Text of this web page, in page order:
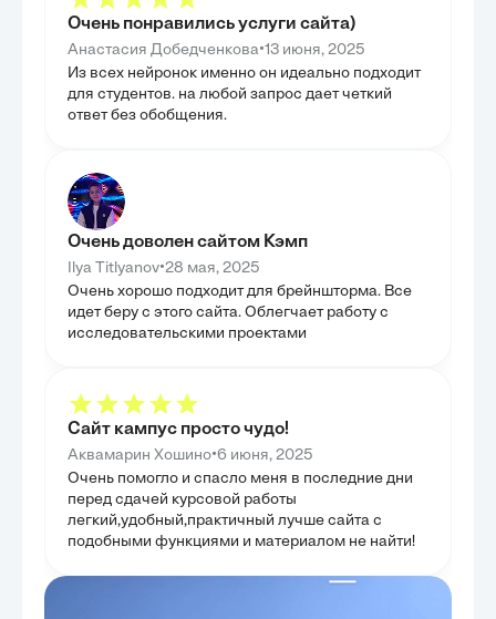
КОРПОРАТИВНУЮ КУЛЬТУРУ
В данной главе мы сосредоточились на изучении
глубокого влияния этики и прозрачности на
HR-менеджмента. Было показано, как
последовательное применение этических стандартов
способствует формированию доверия и
повышению лояльности сотрудников, что является
образом этические принципы становятся
неотъемлемой частью стратегического управления
персоналом, способствуя улучшению всех HR-
процессов. Целью было продемонстрировать, что
этика и прозрачность — это не просто набор
правил, а мощный инструмент для создания
здоровой и продуктивной рабочей среды. Таким
образом, глава подчеркнула синергетический
эффект этических практик на организационное
развитие.
Очень понравились услуги сайта)
Анастасия Добедченкова•13 июня, 2025
Из всех нейронок именно он идеально подходит
для студентов. на любой запрос дает четкий
ответ без обобщения.
Очень доволен сайтом Кэмп
Ilya Titlyanov•28 мая, 2025
Очень хорошо подходит для брейншторма. Все
идет беру с этого сайта. Облегчает работу с
исследовательскими проектами
Сайт кампус просто чудо!
Аквамарин Хошино•6 июня, 2025
Очень помогло и спасло меня в последние дни
перед сдачей курсовой работы
легкий,удобный,практичный лучше сайта с
подобными функциями и материалом не найти!